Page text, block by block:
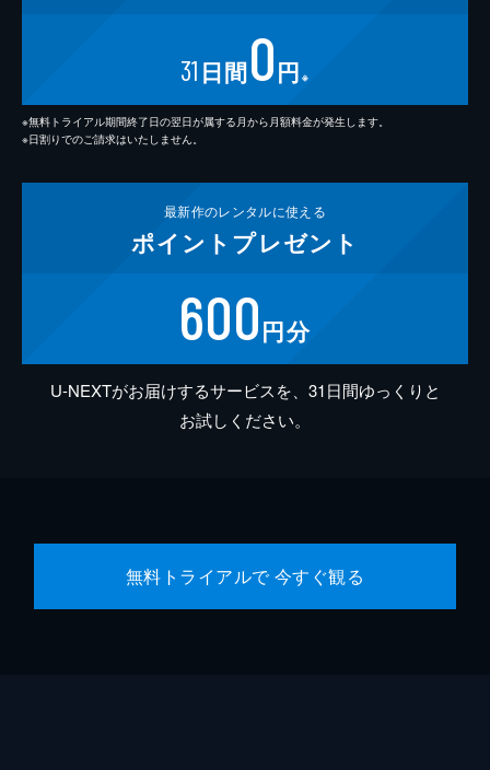
31 日間0円 ※
※無料トライアル期間終了日の翌日が属する月から月額料金が発生します。
※日割りでのご請求はいたしません。
最新作のレンタルに使える
ポイント プレゼント
600円分
U-NEXTがお届けするサービスを、31日間ゆっくりと
お試しください。
無料トライアルで 今すぐ観る